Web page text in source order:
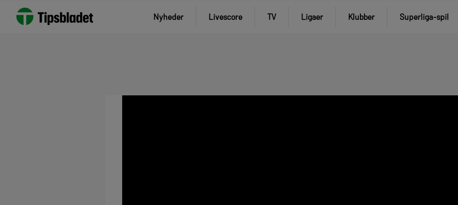
Nyheder Livescore TV Ligaer Klubber Superliga-spil